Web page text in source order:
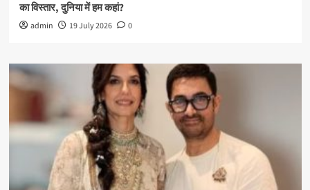
का विस्तार, दुनिया में हम कहां?
admin 19 July 2026 0